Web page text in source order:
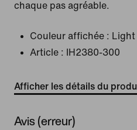
chaque pas agréable.
Couleur affichée :
Article :
IH2380-300
Afficher les détails du
Avis (erreur)